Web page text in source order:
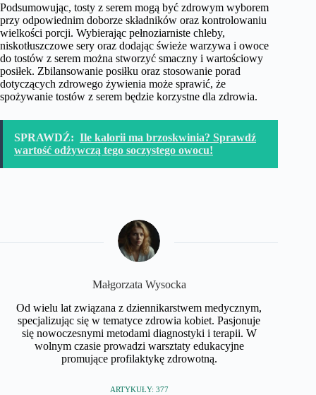
Podsumowując, tosty z serem mogą być zdrowym wyborem
przy odpowiednim doborze składników oraz kontrolowaniu
wielkości porcji. Wybierając pełnoziarniste chleby,
niskotłuszczowe sery oraz dodając świeże warzywa i owoce
do tostów z serem można stworzyć smaczny i wartościowy
posiłek. Zbilansowanie posiłku oraz stosowanie porad
dotyczących zdrowego żywienia może sprawić, że
spożywanie tostów z serem będzie korzystne dla zdrowia.
SPRAWDŹ: Ile kalorii ma brzoskwinia? Sprawdź
wartość odżywczą tego soczystego owocu!
Małgorzata Wysocka
Od wielu lat związana z dziennikarstwem medycznym,
specjalizując się w tematyce zdrowia kobiet. Pasjonuje
się nowoczesnymi metodami diagnostyki i terapii. W
wolnym czasie prowadzi warsztaty edukacyjne
promujące profilaktykę zdrowotną.
ARTYKUŁY: 377